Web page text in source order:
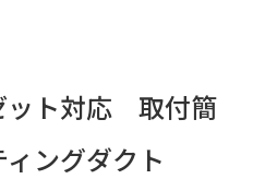
ット対応 取付簡
ングダクト